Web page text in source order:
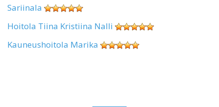
Sariinala
Hoitola Tiina Kristiina Nalli
Kauneushoitola Marika